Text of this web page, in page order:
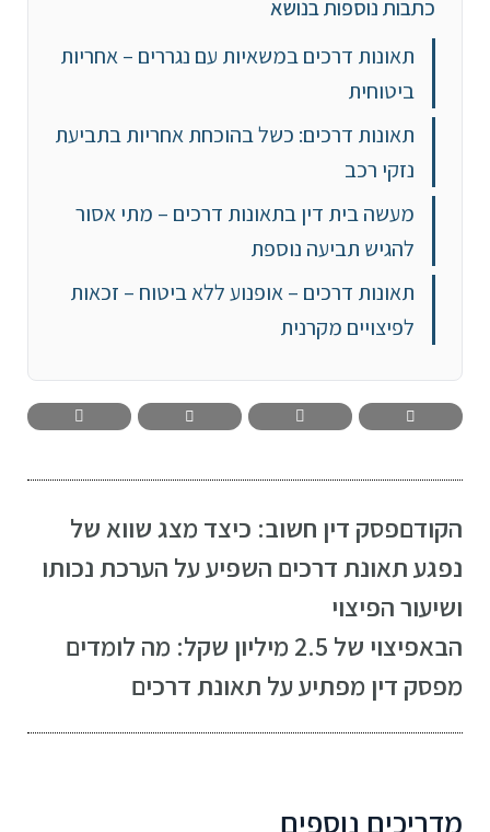
כתבות נוספות בנושא
תאונות דרכים במשאיות עם נגררים – אחריות
ביטוחית
תאונות דרכים: כשל בהוכחת אחריות בתביעת
נזקי רכב
מעשה בית דין בתאונות דרכים – מתי אסור
להגיש תביעה נוספת
תאונות דרכים – אופנוע ללא ביטוח – זכאות
לפיצויים מקרנית
הקודםפסק דין חשוב: כיצד מצג שווא של
נפגע תאונת דרכים השפיע על הערכת נכותו
ושיעור הפיצוי
הבא
פיצוי של 2.5 מיליון שקל: מה לומדים
מפסק דין מפתיע על תאונת דרכים
מדריכים נוספים